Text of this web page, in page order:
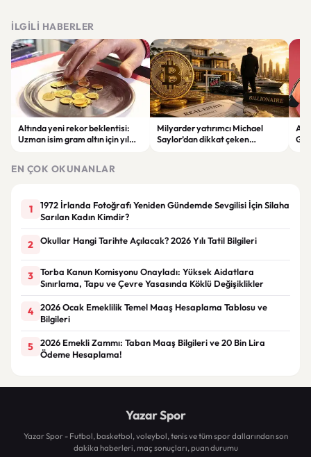
İLGILI HABERLER
Altında yeni rekor beklentisi:
Uzman isim gram altın için yıl
Milyarder yatırımcı Michael
Saylor’dan dikkat çeken
EN ÇOK OKUNANLAR
1
1972 İrlanda Fotoğrafı Yeniden Gündemde Sevgilisi İçin Silaha
Sarılan Kadın Kimdir?
2 Okullar Hangi Tarihte Açılacak? 2026 Yılı Tatil Bilgileri
3
Torba Kanun Komisyonu Onayladı: Yüksek Aidatlara
Sınırlama, Tapu ve Çevre Yasasında Köklü Değişiklikler
4
2026 Ocak Emeklilik Temel Maaş Hesaplama Tablosu ve
Bilgileri
5
2026 Emekli Zammı: Taban Maaş Bilgileri ve 20 Bin Lira
Ödeme Hesaplama!
Yazar Spor
Yazar Spor - Futbol, basketbol, voleybol, tenis ve tüm spor dallarından son
dakika haberleri, maç sonuçları, puan durumu